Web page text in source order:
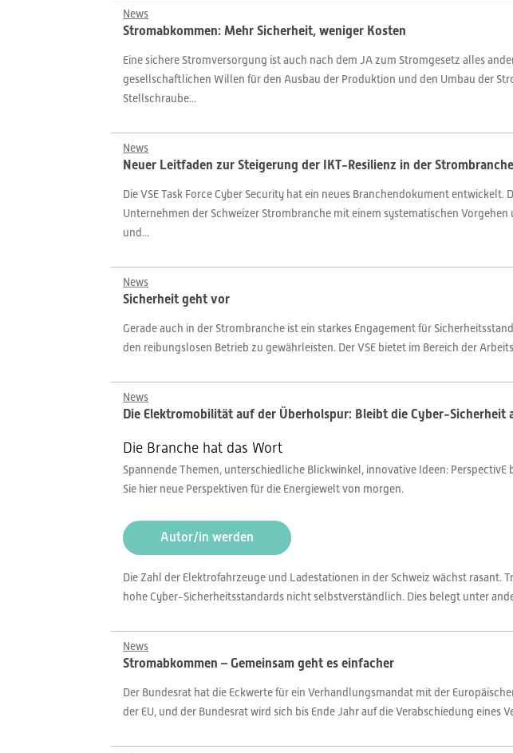
News
Stromabkommen: Mehr Sicherheit, weniger Kosten
Eine sichere Stromversorgung ist auch nach dem JA zum Stromgesetz alles
gesellschaftlichen Willen für den Ausbau der Produktion und den Umbau der
Stellschraube...
News
Neuer Leitfaden zur Steigerung der IKT-Resilienz in der Strombranche
Die VSE Task Force Cyber Security hat ein neues Branchendokument
Unternehmen der Schweizer Strombranche mit einem systematischen
und...
News
Sicherheit geht vor
Gerade auch in der Strombranche ist ein starkes Engagement für
den reibungslosen Betrieb zu gewährleisten. Der VSE bietet im Bereich der
News
Die Elektromobilität auf der Überholspur: Bleibt die Cyber-Sicherheit
Die Branche hat das Wort
Spannende Themen, unterschiedliche Blickwinkel, innovative Ideen:
Sie hier neue Perspektiven für die Energiewelt von morgen.
Autor/in werden
Die Zahl der Elektrofahrzeuge und Ladestationen in der Schweiz wächst
hohe Cyber-Sicherheitsstandards nicht selbstverständlich. Dies belegt unter
News
Stromabkommen – Gemeinsam geht es einfacher
Der Bundesrat hat die Eckwerte für ein Verhandlungsmandat mit der
der EU, und der Bundesrat wird sich bis Ende Jahr auf die Verabschiedung eines